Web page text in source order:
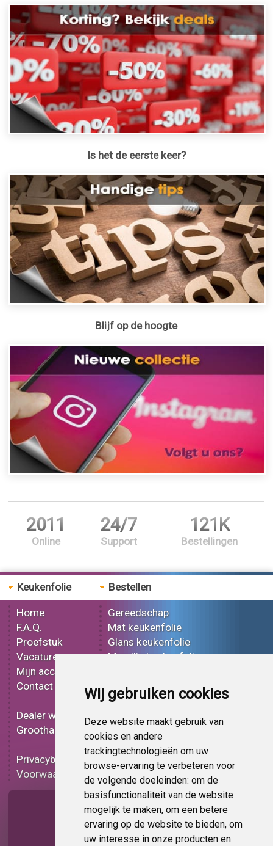
Wij gebruiken cookies
Deze website maakt gebruik van
cookies en andere
trackingtechnologieën om uw
browse-ervaring te verbeteren voor
de volgende doeleinden: om de
basisfunctionaliteit van de website
mogelijk te maken, om een betere
ervaring op de website te bieden, om
uw interesse in onze producten en
Is het de eerste keer?
Blijf op de hoogte
2011
Online
24/7
Support
121K
Bestellingen
Keukenfolie
Home
F.A.Q.
Proefstuk
Vacatures
Mijn account
Contact
Dealer worden
Groothandel
Privacybeleid
Voorwaarden
Bestellen
Gereedschap
Mat keukenfolie
Glans keukenfolie
Metallic keukenfolie
Effect keukenfolie
Bedrukt keukenfolie
Carbon keukenfolie
Lampen folie
Functionele folie
Keukenfolie korting
Op bestelling
Pagina delen